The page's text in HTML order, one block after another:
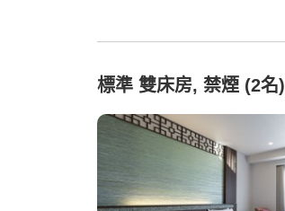
標準 雙床房, 禁煙 (2名)